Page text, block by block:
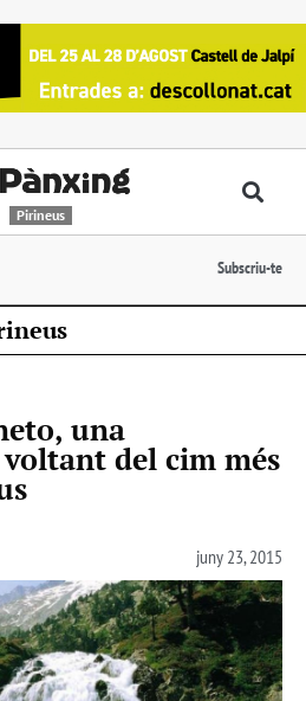
Pirineus
Subscriu-te
una
del cim més
juny 23, 2015